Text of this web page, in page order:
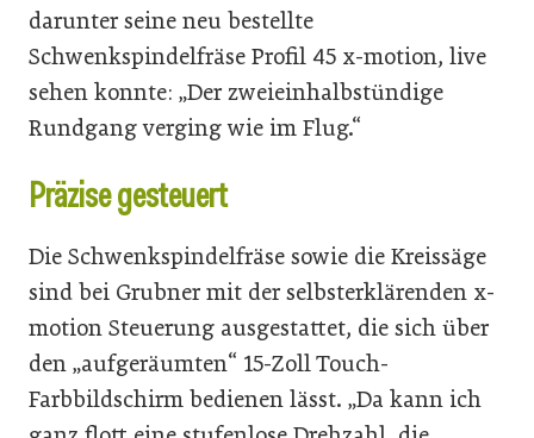
darunter seine neu bestellte
Schwenkspindelfräse Profil 45 x-motion, live
sehen konnte: „Der zweieinhalbstündige
Rundgang verging wie im Flug.“
Präzise gesteuert
Die Schwenkspindelfräse sowie die Kreissäge
sind bei Grubner mit der selbsterklärenden x-
motion Steuerung ausgestattet, die sich über
den „aufgeräumten“ 15-Zoll Touch-
Farbbildschirm bedienen lässt. „Da kann ich